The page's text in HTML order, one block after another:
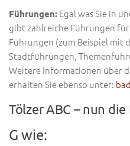
Führungen: Egal was Sie in
gibt zahlreiche Führungen
Führungen (zum Beispiel mit
Stadtführungen,
Weitere Informationen über
erhalten Sie ebenso unter:
Tölzer ABC – nun
G wie: